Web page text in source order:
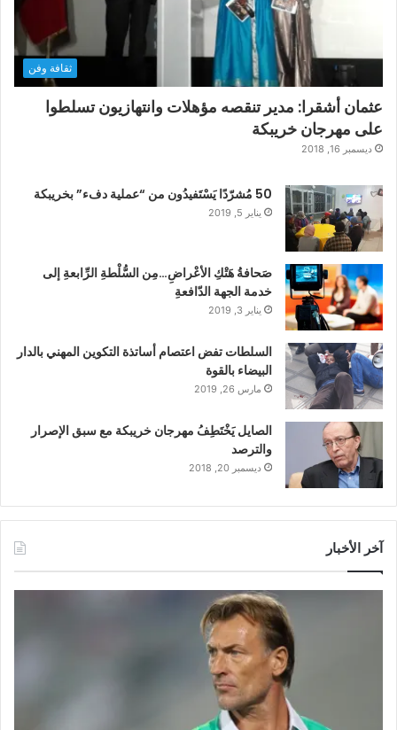
ثقافة وفن
عثمان أشقرا: مدير تنقصه مؤهلات وانتهازيون تسلطوا
على مهرجان خريبكة
ديسمبر 16, 2018
50 مُشرّدًا يَسْتَفيدُون من “عملية دفء” بخريبكة
يناير 5, 2019
صَحافةُ هَتْكِ الأعْراضِ…مِن السُّلْطةِ الرِّابعةِ إلى
خدمة الجهة الدّافعةِ
يناير 3, 2019
السلطات تفض اعتصام أساتذة التكوين المهني بالدار
البيضاء بالقوة
مارس 26, 2019
الصايل يَخْتَطِفُ مهرجان خريبكة مع سبق الإصرار
والترصد
ديسمبر 20, 2018
آخر الأخبار